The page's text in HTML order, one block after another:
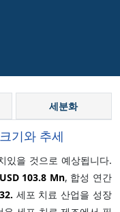
세분화
기와 추세
있을 것으로 예상됩니다.
103.8 Mn, 합성 연간
세포 치료 산업을 성장